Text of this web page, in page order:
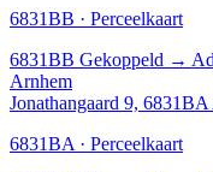
6831BB · Perceelkaart
6831BB Gekoppeld →
Arnhem
Jonathangaard 9,
6831BA · Perceelkaart